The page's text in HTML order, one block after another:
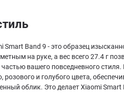
Smart Band 9 - это образец
на руке, а вес всего 27.4 г
вашего повседневного
розового и голубого цвета,
облик. Это делает Xiaomi